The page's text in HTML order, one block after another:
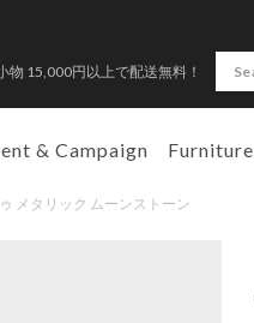
物 15,000円以上で配送無料！
& Campaign Furniture
メタリック ムーンストーン